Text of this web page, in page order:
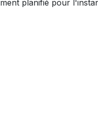
planifié pour